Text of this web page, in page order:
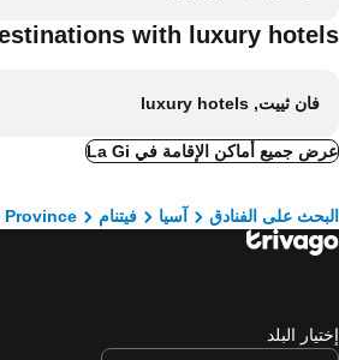
with luxury hotels
فان ثييت, luxury hotels
عرض جميع أماكن الإقامة في La Gi
البحث على الفنادق آسيا فيتنام Province
إختيار البلد